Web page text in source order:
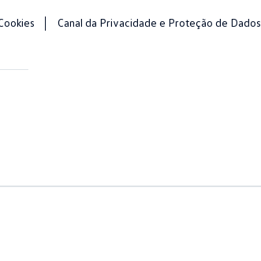
Canal da Privacidade e Proteção de Dados